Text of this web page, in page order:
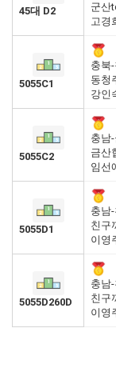
45대 D2
군산
고경
5055C1
충북
동청
강인
5055C2
충남
금산
임선
5055D1
충남
친구
이영
5055D260D
충남
친구
이영